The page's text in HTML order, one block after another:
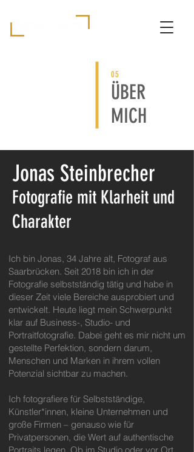
05
ÜBER
MICH
Jonas Steinbrecher
Fotografie mit Klarheit und
Charakter
Ich bin Jonas, 34 Jahre alt, Fotograf aus
Saarbrücken. Seit 2018 bin ich in der
Fotografie selbstständig tätig und habe in
dieser Zeit viele Bereiche ausprobiert und
entwickelt. Heute liegt mein Schwerpunkt
klar auf Business-, Studio- und
Portraitfotografie. Dabei geht es mir nicht um
gestellte Perfektion, sondern darum,
Menschen und Marken in ihrem vollen
Potenzial sichtbar zu machen.
Ich fotografiere für Selbstständige,
Künstler*innen, kleine Unternehmen und
große Firmen – genauso wie für
Privatpersonen, die Wert auf authentische